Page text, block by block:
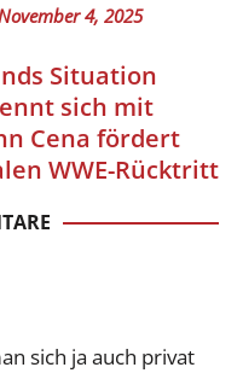
4, 2025
Situation
sich mit
Cena fördert
WWE-Rücktritt
sich ja auch privat